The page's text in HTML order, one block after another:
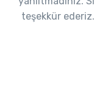
teşekkür